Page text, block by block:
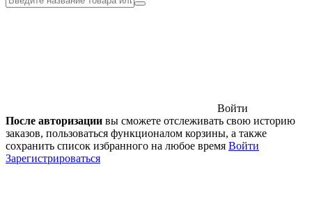
Войти
После авторизации вы сможете отслеживать свою историю
заказов, пользоваться функционалом корзины, а также
сохранить список избранного на любое время Войти
Зарегистрироваться